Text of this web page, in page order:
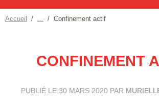
Accueil Confinement actif
CONFINEMENT
PUBLIÉ LE 30 MARS 2020 PAR